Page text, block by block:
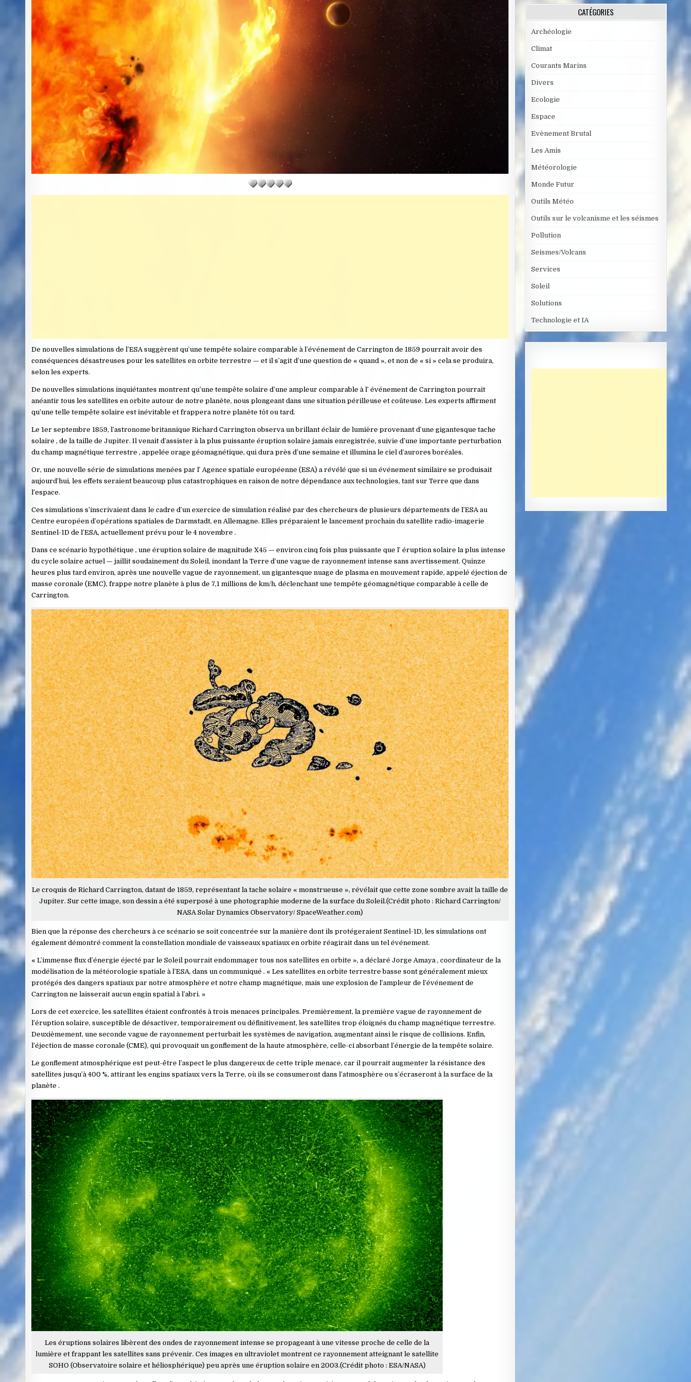
De nouvelles simulations de l’ESA suggèrent qu’une tempête solaire comparable à l’événement de Carrington de 1859 pourrait avoir des
conséquences désastreuses pour les satellites en orbite terrestre — et il s’agit d’une question de « quand », et non de « si » cela se produira,
selon les experts.
De nouvelles simulations inquiétantes montrent qu’une tempête solaire d’une ampleur comparable à l’ événement de Carrington pourrait
anéantir tous les satellites en orbite autour de notre planète, nous plongeant dans une situation périlleuse et coûteuse. Les experts affirment
qu’une telle tempête solaire est inévitable et frappera notre planète tôt ou tard.
Le 1er septembre 1859, l’astronome britannique Richard Carrington observa un brillant éclair de lumière provenant d’une gigantesque tache
solaire , de la taille de Jupiter. Il venait d’assister à la plus puissante éruption solaire jamais enregistrée, suivie d’une importante perturbation
du champ magnétique terrestre , appelée orage géomagnétique, qui dura près d’une semaine et illumina le ciel d’aurores boréales.
Or, une nouvelle série de simulations menées par l’ Agence spatiale européenne (ESA) a révélé que si un événement similaire se produisait
aujourd’hui, les effets seraient beaucoup plus catastrophiques en raison de notre dépendance aux technologies, tant sur Terre que dans
l’espace.
Ces simulations s’inscrivaient dans le cadre d’un exercice de simulation réalisé par des chercheurs de plusieurs départements de l’ESA au
Centre européen d’opérations spatiales de Darmstadt, en Allemagne. Elles préparaient le lancement prochain du satellite radio-imagerie
Sentinel-1D de l’ESA, actuellement prévu pour le 4 novembre .
Dans ce scénario hypothétique , une éruption solaire de magnitude X45 — environ cinq fois plus puissante que l’ éruption solaire la plus intense
du cycle solaire actuel — jaillit soudainement du Soleil, inondant la Terre d’une vague de rayonnement intense sans avertissement. Quinze
heures plus tard environ, après une nouvelle vague de rayonnement, un gigantesque nuage de plasma en mouvement rapide, appelé éjection de
masse coronale (EMC), frappe notre planète à plus de 7,1 millions de km/h, déclenchant une tempête géomagnétique comparable à celle de
Carrington.
Le croquis de Richard Carrington, datant de 1859, représentant la tache solaire « monstrueuse », révélait que cette zone sombre avait la taille de
Jupiter. Sur cette image, son dessin a été superposé à une photographie moderne de la surface du Soleil.(Crédit photo : Richard Carrington/
NASA Solar Dynamics Observatory/ SpaceWeather.com)
Bien que la réponse des chercheurs à ce scénario se soit concentrée sur la manière dont ils protégeraient Sentinel-1D, les simulations ont
également démontré comment la constellation mondiale de vaisseaux spatiaux en orbite réagirait dans un tel événement.
« L’immense flux d’énergie éjecté par le Soleil pourrait endommager tous nos satellites en orbite », a déclaré Jorge Amaya , coordinateur de la
modélisation de la météorologie spatiale à l’ESA, dans un communiqué . « Les satellites en orbite terrestre basse sont généralement mieux
protégés des dangers spatiaux par notre atmosphère et notre champ magnétique, mais une explosion de l’ampleur de l’événement de
Carrington ne laisserait aucun engin spatial à l’abri. »
Lors de cet exercice, les satellites étaient confrontés à trois menaces principales. Premièrement, la première vague de rayonnement de
l’éruption solaire, susceptible de désactiver, temporairement ou définitivement, les satellites trop éloignés du champ magnétique terrestre.
Deuxièmement, une seconde vague de rayonnement perturbait les systèmes de navigation, augmentant ainsi le risque de collisions. Enfin,
l’éjection de masse coronale (CME), qui provoquait un gonflement de la haute atmosphère, celle-ci absorbant l’énergie de la tempête solaire.
Le gonflement atmosphérique est peut-être l’aspect le plus dangereux de cette triple menace, car il pourrait augmenter la résistance des
satellites jusqu’à 400 %, attirant les engins spatiaux vers la Terre, où ils se consumeront dans l’atmosphère ou s’écraseront à la surface de la
planète .
Les éruptions solaires libèrent des ondes de rayonnement intense se propageant à une vitesse proche de celle de la
lumière et frappant les satellites sans prévenir. Ces images en ultraviolet montrent ce rayonnement atteignant le satellite
SOHO (Observatoire solaire et héliosphérique) peu après une éruption solaire en 2003.(Crédit photo : ESA/NASA)
CATÉGORIES
Archéologie
Climat
Courants Marins
Divers
Ecologie
Espace
Evènement Brutal
Les Amis
Météorologie
Monde Futur
Outils Météo
Outils sur le volcanisme et les séismes
Pollution
Seismes/Volcans
Services
Soleil
Solutions
Technologie et IA